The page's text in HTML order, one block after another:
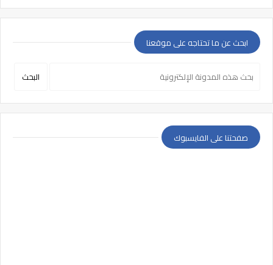
ابحث عن ما تحتاجه على موقعنا
صفحتنا على الفايسبوك